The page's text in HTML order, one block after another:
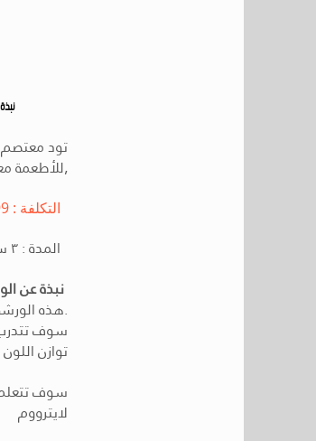
تود معتصم
٫للأطعمة معتصم قواسمة ٫
المدة : ٣ ساعات مقسمة على ٧ فيديوهات - فيدوهات مسجلة و
هذه الورشة التدريبية المكونة من ٣ ساعات سوف تجعلك قادر على التقاط جمال أي طبق طعام او حلويات او مشروبات بالكاميرا.
سوف تتدرب
توازن
سوف تتعلم
لايترووم